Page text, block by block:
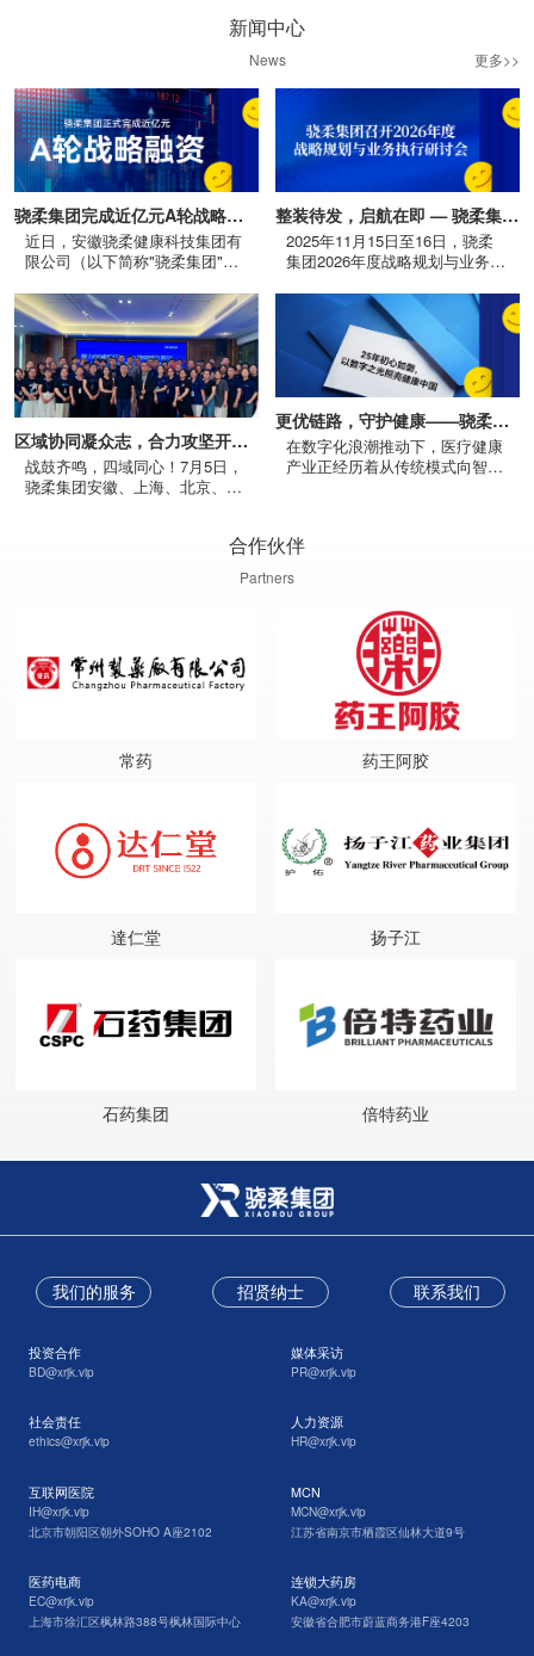
新闻中心
News 更多>>
骁柔集团完成近亿元A轮战略融资 深耕AI院外···
近日，安徽骁柔健康科技集团有
限公司（以下简称"骁柔集团"）
由知名创新药投资机构齐济资本
···
整装待发，启航在即 — 骁柔集团召开2026年···
2025年11月15日至16日，骁柔
集团2026年度战略规划与业务执
在总结过去三年发展成果的基础
上，聚焦未···
区域协同凝众志，合力攻坚开新局 | 骁柔集团···
战鼓齐鸣，四域同心！7月5日，
骁柔集团安徽、上海、北京、太
更优链路，守护健康——骁柔集团工业创新之···
在数字化浪潮推动下，医疗健康
产业正经历着从传统模式向智能
合作伙伴
Partners
常药 药王阿胶
達仁堂 扬子江
石药集团 倍特药业
我们的服务 招贤纳士 联系我们
投资合作
BD@xrjk.vip
媒体采访
PR@xrjk.vip
社会责任
ethics@xrjk.vip
人力资源
HR@xrjk.vip
互联网医院
IH@xrjk.vip
北京市朝阳区朝外SOHO A座2102
MCN
MCN@xrjk.vip
江苏省南京市栖霞区仙林大道9号
医药电商
EC@xrjk.vip
上海市徐汇区枫林路388号枫林国际中心
连锁大药房
KA@xrjk.vip
安徽省合肥市蔚蓝商务港F座4203